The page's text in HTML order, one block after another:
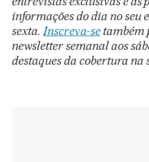
informações do dia no seu
sexta.Inscreva-setambém
newsletter semanal aos
destaques da cobertura na